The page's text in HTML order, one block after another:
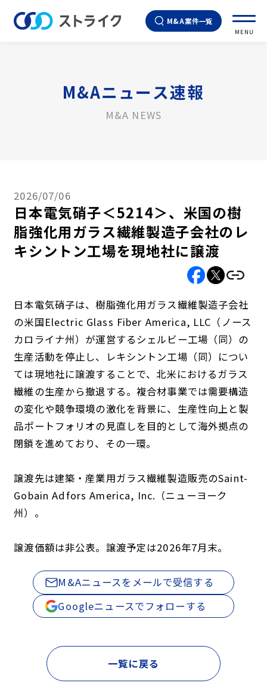
M&A案件一覧
MENU
M&Aニュース速報
M&A NEWS
2026/07/06
日本電気硝子＜5214＞、米国の樹
脂強化用ガラス繊維製造子会社のレ
キシントン工場を現地社に譲渡
日本電気硝子は、樹脂強化用ガラス繊維製造子会社
の米国Electric Glass Fiber America, LLC（ノース
カロライナ州）が運営するシェルビー工場（同）の
生産活動を停止し、レキシントン工場（同）につい
ては現地社に譲渡することで、北米におけるガラス
繊維の生産から撤退する。複合材事業では需要構造
の変化や競争環境の激化を背景に、生産性向上と製
品ポートフォリオの見直しを目的として海外拠点の
閉鎖を進めており、その一環。
譲渡先は建築・産業用ガラス繊維製造販売のSaint-
Gobain Adfors America, Inc.（ニューヨーク
州）。
譲渡価額は非公表。譲渡予定は2026年7月末。
M&Aニュースをメールで受信する
Googleニュースでフォローする
一覧に戻る